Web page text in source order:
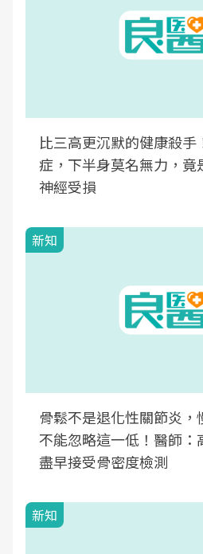
比三高更沉默的健康殺
症，下半身莫名無力，竟
神經受損
新知
骨鬆不是退化性關節炎，
不能忽略這一低！醫師：
盡早接受骨密度檢測
新知